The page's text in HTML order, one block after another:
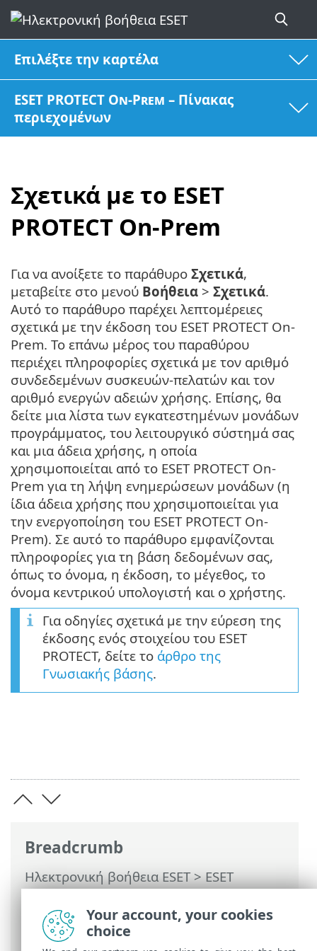
Επιλέξτε την καρτέλα
ESET PROTECT On-Prem – Πίνακας
περιεχομένων
Σχετικά με το ESET
PROTECT On-Prem
Breadcrumb
Ηλεκτρονική βοήθεια ESET>ESET
PROTECT On-Prem>Χρησιμοποιώντας
το ESET PROTECT On-Prem> Σχετικά με
το ESET PROTECT On-Prem
Για να ανοίξετε το παράθυρο Σχετικά,
μεταβείτε στο μενού Βοήθεια > Σχετικά.
Αυτό το παράθυρο παρέχει λεπτομέρειες
σχετικά με την έκδοση του ESET PROTECT On-
Prem. Το επάνω μέρος του παραθύρου
περιέχει πληροφορίες σχετικά με τον αριθμό
συνδεδεμένων συσκευών-πελατών και τον
αριθμό ενεργών αδειών χρήσης. Επίσης, θα
δείτε μια λίστα των εγκατεστημένων μονάδων
προγράμματος, του λειτουργικό σύστημά σας
και μια άδεια χρήσης, η οποία
χρησιμοποιείται από το ESET PROTECT On-
Prem για τη λήψη ενημερώσεων μονάδων (η
ίδια άδεια χρήσης που χρησιμοποιείται για
την ενεργοποίηση του ESET PROTECT On-
Prem). Σε αυτό το παράθυρο εμφανίζονται
πληροφορίες για τη βάση δεδομένων σας,
όπως το όνομα, η έκδοση, το μέγεθος, το
όνομα κεντρικού υπολογιστή και ο χρήστης.
Για οδηγίες σχετικά με την εύρεση της
έκδοσης ενός στοιχείου του ESET
PROTECT, δείτε το άρθρο της
Γνωσιακής βάσης.
Your account, your cookies
choice